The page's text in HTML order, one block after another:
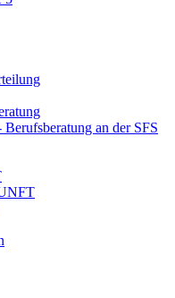
an der SFS